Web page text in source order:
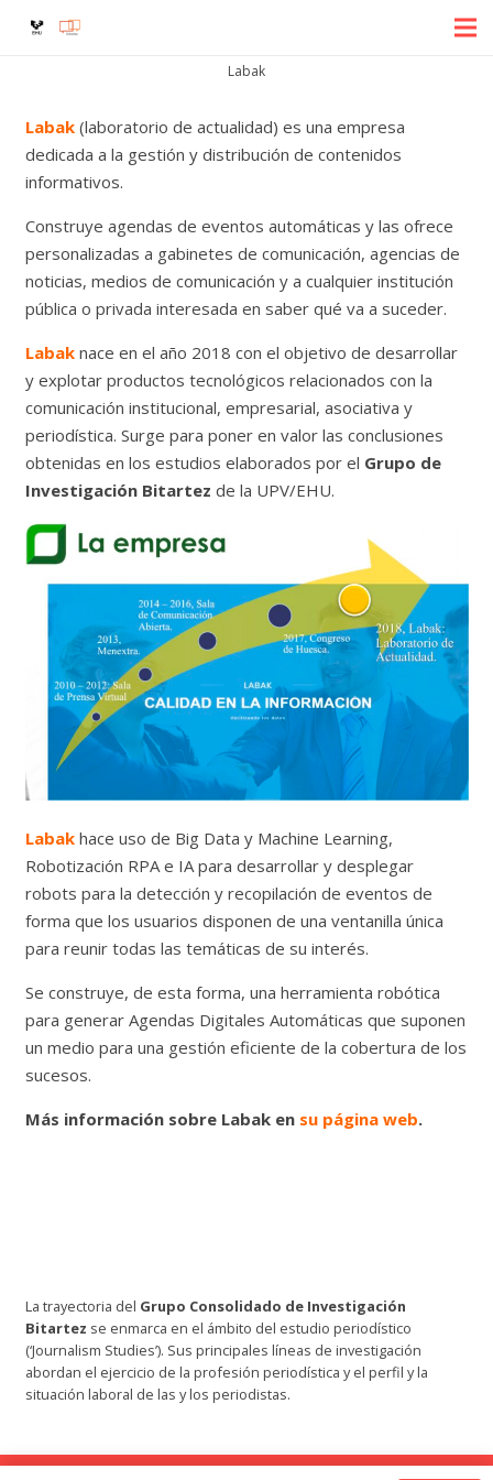
Labak
Labak(laboratorio de actualidad) es una empresa
dedicada a la gestión y distribución de contenidos
informativos.
Construye agendas de eventos automáticas y las ofrece
personalizadas a gabinetes de comunicación, agencias de
noticias, medios de comunicación y a cualquier institución
pública o privada interesada en saber qué va a suceder.
Labaknace en el año 2018 con el objetivo de desarrollar
y explotar productos tecnológicos relacionados con la
comunicación institucional, empresarial, asociativa y
periodística. Surge para poner en valor las conclusiones
obtenidas en los estudios elaborados por el Grupo de
Investigación Bitartez de la UPV/EHU.
Labakhace uso de Big Data y Machine Learning,
Robotización RPA e IA para desarrollar y desplegar
robots para la detección y recopilación de eventos de
forma que los usuarios disponen de una ventanilla única
para reunir todas las temáticas de su interés.
Se construye, de esta forma, una herramienta robótica
para generar Agendas Digitales Automáticas que suponen
un medio para una gestión eficiente de la cobertura de los
sucesos.
Más información sobre Labak en su página web.
La trayectoria del Grupo Consolidado de Investigación
Bitartez se enmarca en el ámbito del estudio periodístico
(‘Journalism Studies’). Sus principales líneas de investigación
abordan el ejercicio de la profesión periodística y el perfil y la
situación laboral de las y los periodistas.